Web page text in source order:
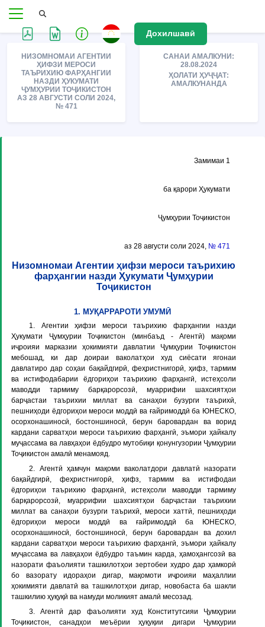
Дохилшавӣ
НИЗОМНОМАИ АГЕНТИИ
ҲИФЗИ МЕРОСИ
ТАЪРИХИЮ ФАРҲАНГИИ
НАЗДИ ҲУКУМАТИ
ҶУМҲУРИИ ТОҶИКИСТОН
АЗ 28 АВГУСТИ СОЛИ 2024,
№ 471
САНАИ АМАЛКУНИ:
28.08.2024
ҲОЛАТИ ҲУҶҶАТ:
АМАЛКУНАНДА
Замимаи 1
ба қарори Ҳукумати
Ҷумҳурии Тоҷикистон
аз 28 августи соли 2024, № 471
Низомномаи Агентии ҳифзи мероси таърихию
фарҳангии назди Ҳукумати Ҷумҳурии
Тоҷикистон
1. МУҚАРРАРОТИ УМУМӢ
1. Агентии ҳифзи мероси таърихию фарҳангии назди
Ҳукумати Ҷумҳурии Тоҷикистон (минбаъд -Агентӣ) мақоми
иҷроияи марказии ҳокимияти давлатии Ҷумҳурии Тоҷикистон
мебошад, ки дар доираи ваколатҳои худ сиёсати ягонаи
давлатиро дар соҳаи бақайдгирӣ, феҳристнигорӣ, ҳифз, тармим
ва истифодабарии ёдгориҳои таърихию фарҳангӣ, истеҳсоли
маводди тармиму барқарорсозӣ, муаррифии шахсиятҳои
барҷастаи таърихии миллат ва санаҳои бузурги таърихӣ,
пешниҳоди ёдгориҳои мероси моддӣ ва ғайримоддӣ ба ЮНЕСКО,
осорхонашиносӣ, бостоншиносӣ, берун баровардан ва ворид
кардани сарватҳои мероси таърихию фарҳангӣ, эъмори ҳайкалу
муҷассама ва лавҳаҳои ёдбудро мутобиқи қонунгузории Ҷумҳурии
Тоҷикистон амалӣ менамояд.
2. Агентӣ ҳамчун мақоми ваколатдори давлатӣ назорати
бақайдгирӣ, феҳристнигорӣ, ҳифз, тармим ва истифодаи
ёдгориҳои таърихию фарҳангӣ, истеҳсоли маводди тармиму
барқарорсозӣ, муаррифии шахсиятҳои барҷастаи таърихии
миллат ва санаҳои бузурги таърихӣ, мероси хаттӣ, пешниҳоди
ёдгориҳои мероси моддӣ ва ғайримоддӣ ба ЮНЕСКО,
осорхонашиносӣ, бостоншиносӣ, берун баровардан ва дохил
кардани сарватҳои мероси таърихию фарҳангӣ, эъмори ҳайкалу
муҷассама ва лавҳаҳои ёдбудро таъмин карда, ҳамоҳангсозӣ ва
назорати фаъолияти ташкилотҳои зертобеи худро дар ҳамкорӣ
бо вазорату идораҳои дигар, мақомоти иҷроияи маҳаллии
ҳокимияти давлатӣ ва ташкилотҳои дигар, новобаста ба шакли
ташкилию ҳуқуқӣ ва намуди моликият амалӣ месозад.
3. Агентӣ дар фаъолияти худ Конститутсияи Ҷумҳурии
Тоҷикистон, санадҳои меъёрии ҳуқуқии дигари Ҷумҳурии